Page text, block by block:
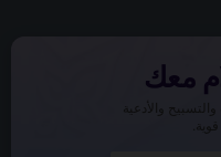
معك
والأدعية